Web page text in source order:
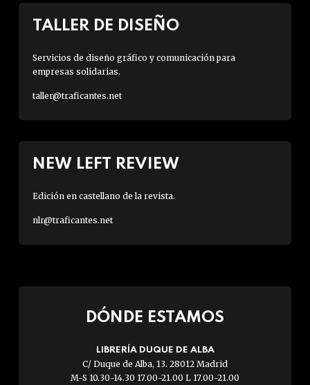
TALLER DE DISEÑO
Servicios de diseño gráfico y comunicación para
empresas solidarias.
taller@traficantes.net
NEW LEFT REVIEW
Edición en castellano de la revista.
nlr@traficantes.net
DÓNDE ESTAMOS
LIBRERÍA DUQUE DE ALBA
C/ Duque de Alba, 13. 28012 Madrid
M-S 10.30-14.30 17.00-21.00 L 17.00-21.00